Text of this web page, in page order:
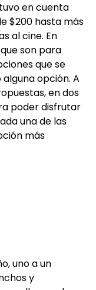
en cuenta
$200 hasta más
al cine. En
son para
que se
opción. A
en dos
poder disfrutar
una de las
más
uno a un
y